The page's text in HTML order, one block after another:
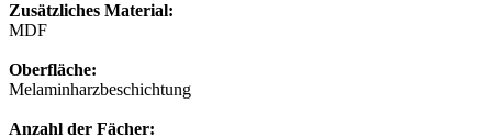
Zusätzliches Material:
MDF
Oberfläche:
Melaminharzbeschichtung
Anzahl der Fächer: